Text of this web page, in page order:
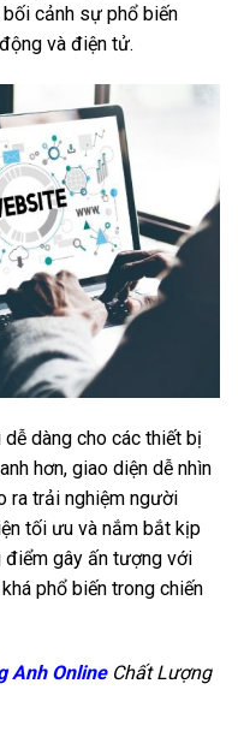
cảnh sự phổ biến
và điện tử.
dàng cho các thiết bị
hơn, giao diện dễ nhìn
ra trải nghiệm người
tối ưu và nắm bắt kịp
điểm gây ấn tượng với
phổ biến trong chiến
Anh Online Chất Lượng